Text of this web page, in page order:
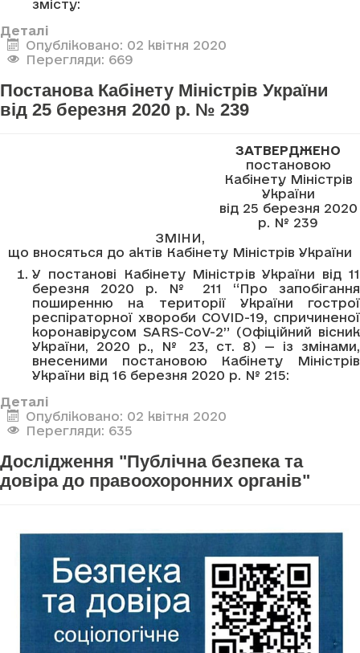
змісту:
Деталі
Опубліковано: 02 квітня 2020
Перегляди: 669
Постанова Кабінету Міністрів України
від 25 березня 2020 р. № 239
ЗАТВЕРДЖЕНО
постановою
Кабінету Міністрів
України
від 25 березня 2020
р. № 239
ЗМІНИ,
що вносяться до актів Кабінету Міністрів України
У постанові Кабінету Міністрів України від 11
березня 2020 р. № 211 “Про запобігання
поширенню на території України гострої
респіраторної хвороби COVID-19, спричиненої
коронавірусом SARS-CoV-2” (Офіційний вісник
України, 2020 р., № 23, ст. 8) — із змінами,
внесеними постановою Кабінету Міністрів
України від 16 березня 2020 р. № 215:
Деталі
Опубліковано: 02 квітня 2020
Перегляди: 635
Дослідження "Публічна безпека та
довіра до правоохоронних органів"